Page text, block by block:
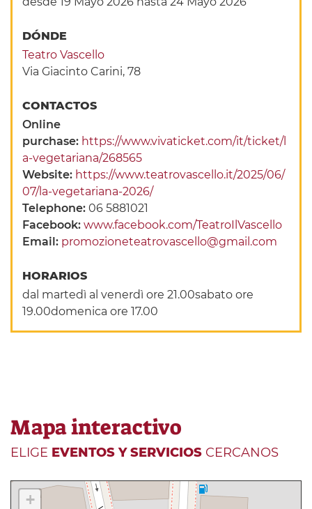
DÓNDE
Teatro Vascello
Via Giacinto Carini, 78
CONTACTOS
Online
purchase: https://www.vivaticket.com/it/ticket/l
a-vegetariana/268565
Website: https://www.teatrovascello.it/2025/06/
07/la-vegetariana-2026/
Telephone:06 5881021
Facebook:www.facebook.com/TeatroIlVascello
Email: promozioneteatrovascello@gmail.com
HORARIOS
dal martedì al venerdì ore 21.00sabato ore
19.00domenica ore 17.00
Mapa interactivo
ELIGE EVENTOS Y SERVICIOS CERCANOS
+